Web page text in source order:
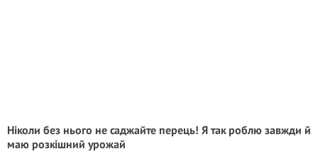
Ніколи без нього не саджайте перець! Я так роблю завжди й
маю розкішний урожай